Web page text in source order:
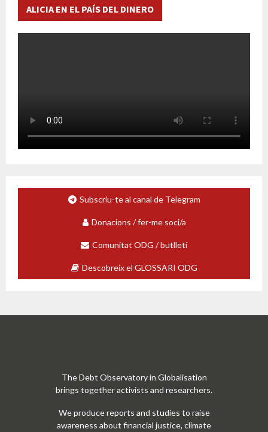
ALICIA EN EL PAÍS DEL DINERO
Subscriu-te al canal de Telegram
Donacions / fer-me soci/a
Comunitat ODG / butlletí
Descobreix el GLOSSARI ODG
The Debt Observatory in Globalisation
brings together activists and researchers.
We produce reports and studies to raise
awareness about financial justice, climate